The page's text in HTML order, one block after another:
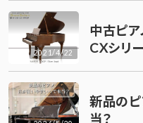
2021/4/22
中古ピ
CXシリ
新品のピ
当？